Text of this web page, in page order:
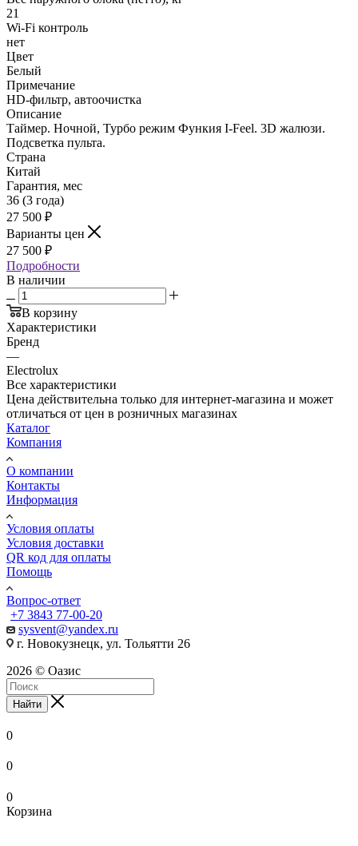
21
Wi-Fi контроль
нет
Цвет
Белый
Примечание
HD-фильтр, автоочистка
Описание
Таймер. Ночной, Турбо режим Функия I-Feel. 3D жалюзи.
Подсветка пульта.
Страна
Китай
Гарантия, мес
36 (3 года)
27 500 ₽
Варианты цен
27 500 ₽
Подробности
В наличии
В корзину
Характеристики
Бренд
—
Electrolux
Все характеристики
Цена действительна только для интернет-магазина и может
отличаться от цен в розничных магазинах
Каталог
Компания
О компании
Контакты
Информация
Условия оплаты
Условия доставки
QR код для оплаты
Помощь
Вопрос-ответ
+7 3843 77-00-20
sysvent@yandex.ru
г. Новокузнецк, ул. Тольятти 26
2026 © Оазис
Найти
0
0
0
Корзина